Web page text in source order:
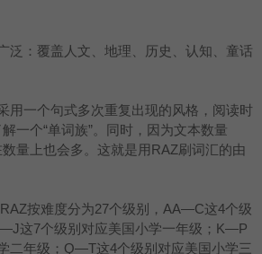
泛：覆盖人文、地理、历史、认知、童话
用一个句式多次重复出现的风格，阅读时
一个“单词族”。同时，因为文本数量
量上也会多。这就是用RAZ刷词汇的由
RAZ按难度分为27个级别，AA—C这4个级
这7个级别对应美国小学一年级；K—P
二年级；Q—T这4个级别对应美国小学三